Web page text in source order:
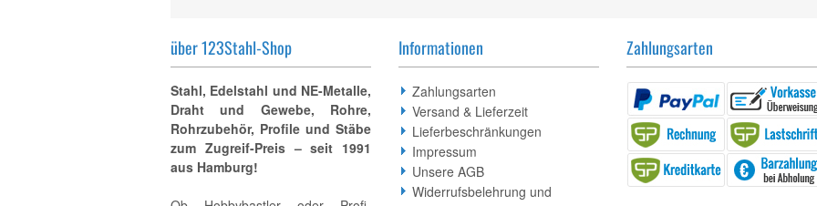
über 123Stahl-Shop
Stahl, Edelstahl und NE-Metalle,
Draht und Gewebe, Rohre,
Rohrzubehör, Profile und Stäbe
zum Zugreif-Preis – seit 1991
aus Hamburg!
Informationen
Zahlungsarten
Versand & Lieferzeit
Lieferbeschränkungen
Impressum
Unsere AGB
Widerrufsbelehrung und
Zahlungsarten